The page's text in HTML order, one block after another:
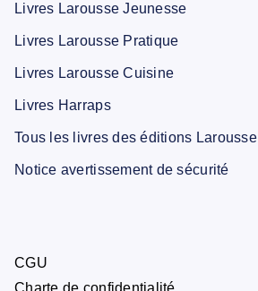
Livres Larousse Jeunesse
Livres Larousse Pratique
Livres Larousse Cuisine
Livres Harraps
Tous les livres des éditions Larousse
Notice avertissement de sécurité
CGU
Charte de confidentialité